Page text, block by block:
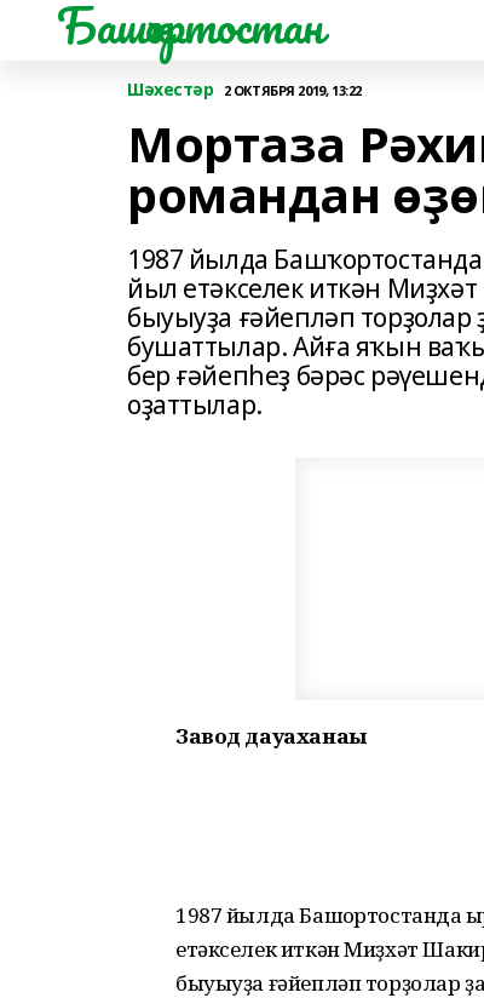
Башҡортостан
Шәхестәр 2 ОКТЯБРЯ 2019, 13:22
Мортаза
романдан
1987 йылда
йыл етәкселек иткән
быуыуҙа ғәйепләп торҙолар
бушаттылар. Айға яҡын
бер ғәйепһеҙ бәрәс
оҙаттылар.
Завод дауаханаһы
1987 йылда Башҡортостанда
етәкселек иткән Миҙхәт
быуыуҙа ғәйепләп торҙолар